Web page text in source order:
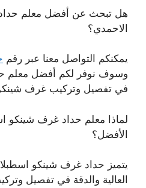
هل تبحث عن أفضل معلم
الاحمدي؟
يمكنكم التواصل معنا عبر رقم
وسوف نوفر لكم أفضل معلم
في تفصيل وتركيب غرف شينكو
لماذا معلم حداد غرف شينكو
الأفضل؟
يتميز حداد غرف شينكو
العالية والدقة في تفصيل